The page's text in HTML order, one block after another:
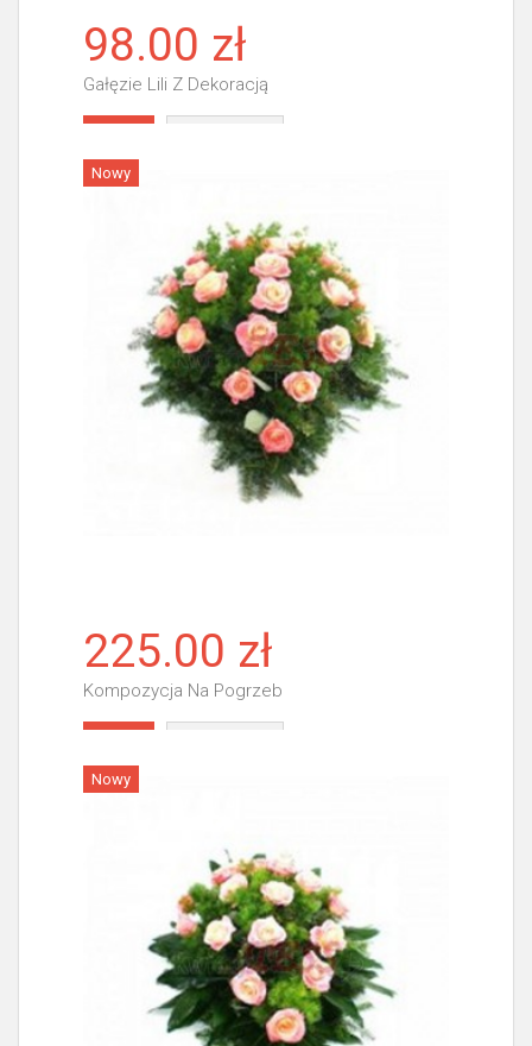
98.00 zł
Gałęzie Lili Z Dekoracją
Nowy
225.00 zł
Kompozycja Na Pogrzeb
Nowy